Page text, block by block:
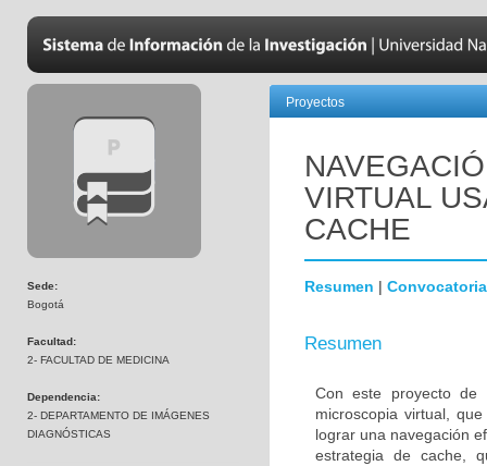
Sede:
Bogotá
Facultad:
2- FACULTAD DE MEDICINA
Dependencia:
2- DEPARTAMENTO DE IMÁGENES
DIAGNÓSTICAS
Proyectos
VIRTUAL
CACHE
Resumen | Convocatoria
Resumen
Con este proyecto de
microscopia virtual,
lograr una navegación
estrategia de cache,